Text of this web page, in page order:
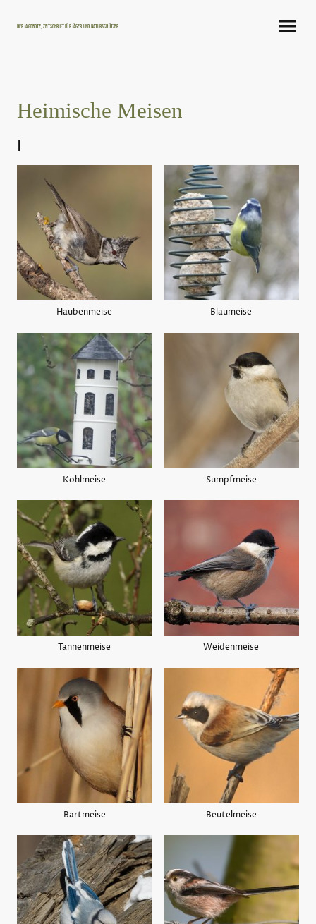
Der Jagdbote, Zeitschrift für Jäger und Naturschützer
Heimische Meisen
I
Haubenmeise Blaumeise
Kohlmeise Sumpfmeise
Tannenmeise Weidenmeise
Bartmeise Beutelmeise